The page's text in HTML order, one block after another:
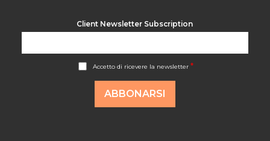
Client Newsletter Subscription
Accetto di ricevere la newsletter *
ABBONARSI